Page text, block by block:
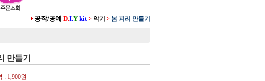
공작/공예 D.I.Ykit > 악기 > 봄 피리 만들기
만들기
: 1,900원